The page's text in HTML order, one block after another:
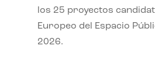
los 25 proyectos
Europeo del Espacio
2026.